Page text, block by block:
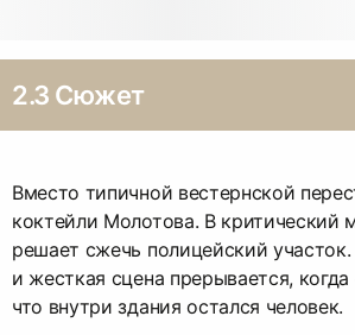
2.3 Сюжет
Вместо типичной вестернской
коктейли Молотова. В критический
решает сжечь полицейский
и жесткая сцена прерывается,
что внутри здания остался человек.